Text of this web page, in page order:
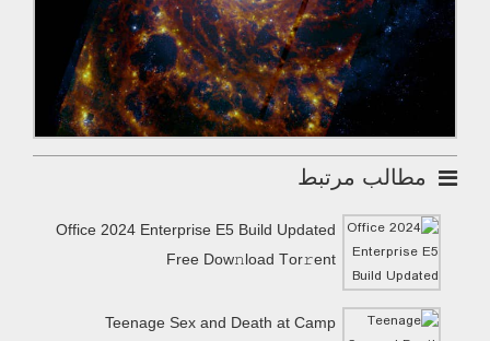
مطالب مرتبط
Office 2024 Enterprise E5 Build Updated
Frее Dow𝚗load Tоr𝚛ent
Teenage Sex and Death at Camp